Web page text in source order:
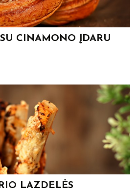
CINAMONO ĮDARU
LAZDELĖS